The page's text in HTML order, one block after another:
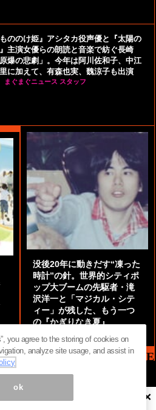
もののけ姫』アシタカ役声優と『太陽の
主演女優らの朗読と音楽で紡ぐ長崎
原爆の悲劇」。今年は阿川佐和子、中江
に加えて、有森也実、魏涼子も出演
まぐまぐニュース スタッフ
没後20年に動きだす“凍った
時計”の針。世界的シティポ
ップ大ブームの先駆者・滝
沢洋一と「マジカル・シテ
ィー」が残した、もう一つ
の『かぎりなき夏』
MAG2 NEWS HEADLINE
に属します。無断転載を禁じます。 ©
×
you agree to the storing of cookies on
analyze site usage, and assist in
ok